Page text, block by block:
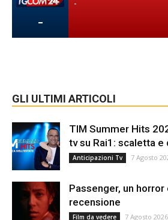
-
-
GLI ULTIMI ARTICOLI
TIM Summer Hits
tv su Rai1: scaletta e
Anticipazioni Tv 7 Agosto
Passenger, un horror
recensione
Film da vedere 7 Agosto 2026